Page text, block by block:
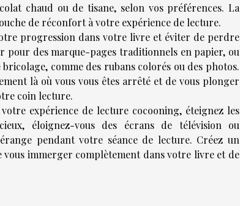
chaud ou de tisane, selon vos préférences. La
de réconfort à votre expérience de lecture.
progression dans votre livre et éviter de perdre
pour des marque-pages traditionnels en papier, ou
comme des rubans colorés ou des photos.
là où vous vous êtes arrêté et de vous plonger
coin lecture.
expérience de lecture cocooning, éteignez les
éloignez-vous des écrans de télévision ou
pendant votre séance de lecture. Créez un
immerger complètement dans votre livre et de